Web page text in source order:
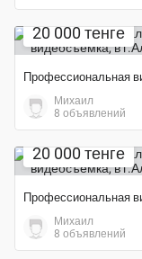
20 000 тенге
Михаил
8 объявлений
20 000 тенге
Михаил
8 объявлений